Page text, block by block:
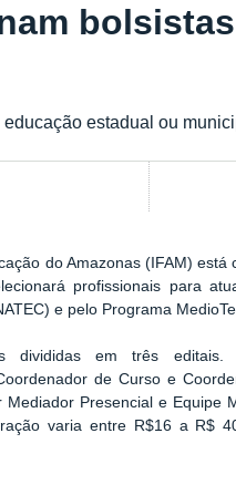
estadual ou
do Amazonas (IFAM)
profissionais para
e pelo Programa
em três editais.
de Curso e
Mediador Presencial e Equipe
varia entre R$16 a R$